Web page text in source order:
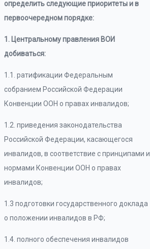
определить следующие приоритеты и в
первоочередном порядке:
1. Центральному правления ВОИ
добиваться:
1.1. ратификации Федеральным
собранием Российской Федерации
Конвенции ООН о правах инвалидов;
1.2. приведения законодательства
Российской Федерации, касающегося
инвалидов, в соответствие с принципами и
нормами Конвенции ООН о правах
инвалидов;
1.3 подготовки государственного доклада
о положении инвалидов в РФ;
1.4. полного обеспечения инвалидов